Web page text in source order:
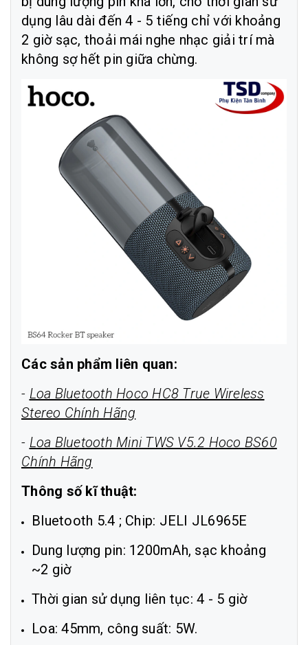
dụng lâu dài đến 4 - 5 tiếng chỉ với khoảng
2 giờ sạc, thoải mái nghe nhạc giải trí mà
không sợ hết pin giữa chừng.
Các sản phẩm liên quan:
- Loa Bluetooth Hoco HC8 True Wireless
Stereo Chính Hãng
- Loa Bluetooth Mini TWS V5.2 Hoco BS60
Chính Hãng
Thông số kĩ thuật:
Bluetooth 5.4 ; Chip: JELI JL6965E
Dung lượng pin: 1200mAh, sạc khoảng
~2 giờ
Thời gian sử dụng liên tục: 4 - 5 giờ
Loa: 45mm, công suất: 5W.